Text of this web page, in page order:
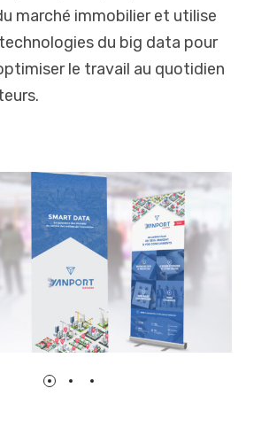
marché immobilier et utilise
du big data pour
le travail au quotidien